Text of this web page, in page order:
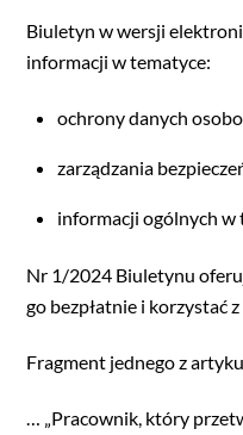
Biuletyn w wersji
informacji w tematyce:
ochrony danych
zarządzania
informacji ogólnych w
Nr 1/2024 Biuletynu
go bezpłatnie i korzystać
Fragment jednego z
… „Pracownik, który